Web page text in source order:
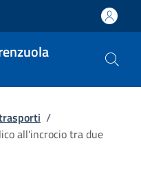
/
all'incrocio tra due